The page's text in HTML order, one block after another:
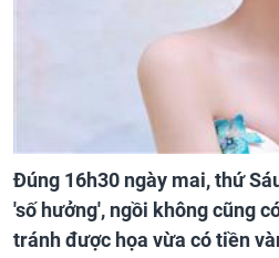
Đúng 16h30 ngày mai, thứ
'số hưởng', ngồi không cũng
tránh được họa vừa có tiền